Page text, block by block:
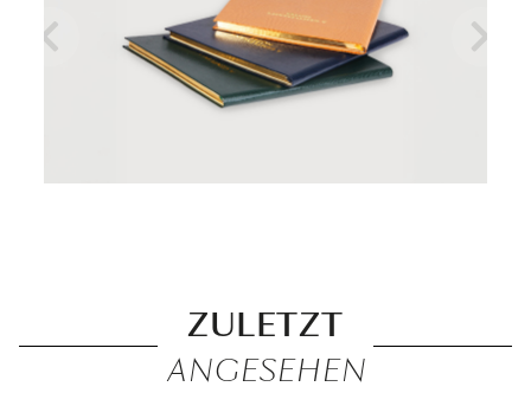
ZULETZT
ANGESEHEN